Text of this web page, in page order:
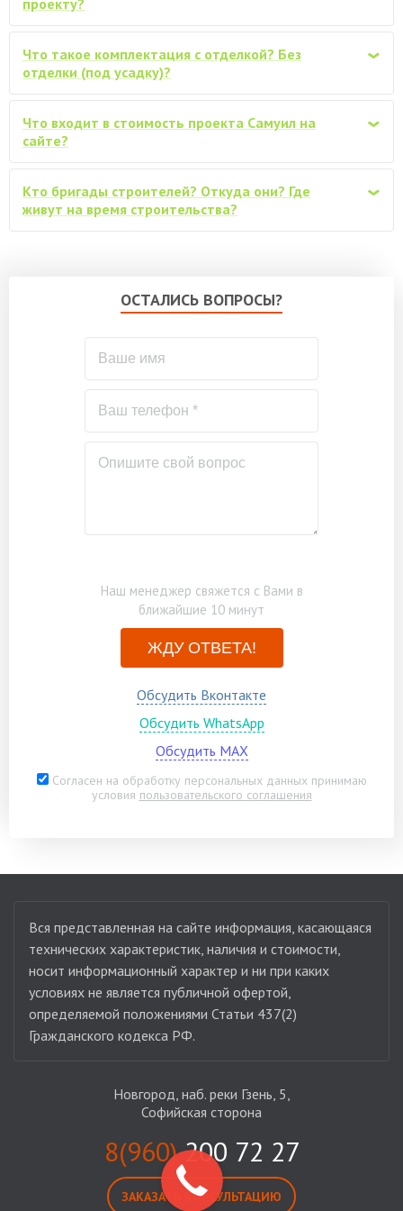
Замена Ондулина на металлочерепицу
Замена Ондулина на металлочерепицу
«Монтерей» (0,5мм, с капельниками,
Водосточная система ПВХ для крыши,
Снегозадержатели трубчатые, комплект
(по 3м)
от 18000
обрабатывается)
перегородочного бруса
огнебиозащитным антисептиком
снаружи, защитным ср-вом VERES
Бытовка каркасно-щитовая 3х2м
от 18000
проекту?
‹
Что такое комплектация с отделкой? Без
отделки (под усадку)?
‹
Что входит в стоимость проекта Самуил на
сайте?
‹
Кто бригады строителей? Откуда они? Где
живут на время строительства?
ОСТАЛИСЬ ВОПРОСЫ?
Наш менеджер свяжется с Вами в
ближайшие 10 минут
ЖДУ ОТВЕТА!
Обсудить Вконтакте
Обсудить WhatsApp
Обсудить MAX
Согласен на обработку персональных данных принимаю
условия пользовательского соглашения
Вся представленная на сайте информация, касающаяся
технических характеристик, наличия и стоимости,
носит информационный характер и ни при каких
условиях не является публичной офертой,
определяемой положениями Статьи 437(2)
Гражданского кодекса РФ.
Новгород, наб. реки Гзень, 5,
Софийская сторона
8(960) 200 72 27
ЗАКАЗАТЬ КОНСУЛЬТАЦИЮ